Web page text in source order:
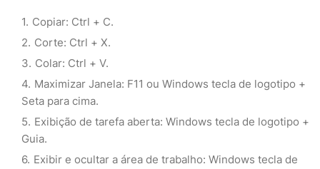
Copiar: Ctrl + C.
Corte: Ctrl + X.
Colar: Ctrl + V.
Maximizar Janela: F11 ou Windows tecla de logotipo +
Seta para cima.
Exibição de tarefa aberta: Windows tecla de logotipo +
Guia.
Exibir e ocultar a área de trabalho: Windows tecla de